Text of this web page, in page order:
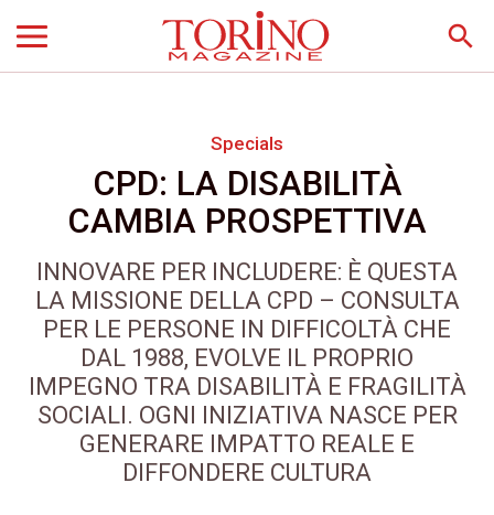
search
Specials
CPD: LA DISABILITÀ
CAMBIA PROSPETTIVA
INNOVARE PER INCLUDERE: È QUESTA
LA MISSIONE DELLA CPD – CONSULTA
PER LE PERSONE IN DIFFICOLTÀ CHE
DAL 1988, EVOLVE IL PROPRIO
IMPEGNO TRA DISABILITÀ E FRAGILITÀ
SOCIALI. OGNI INIZIATIVA NASCE PER
GENERARE IMPATTO REALE E
DIFFONDERE CULTURA